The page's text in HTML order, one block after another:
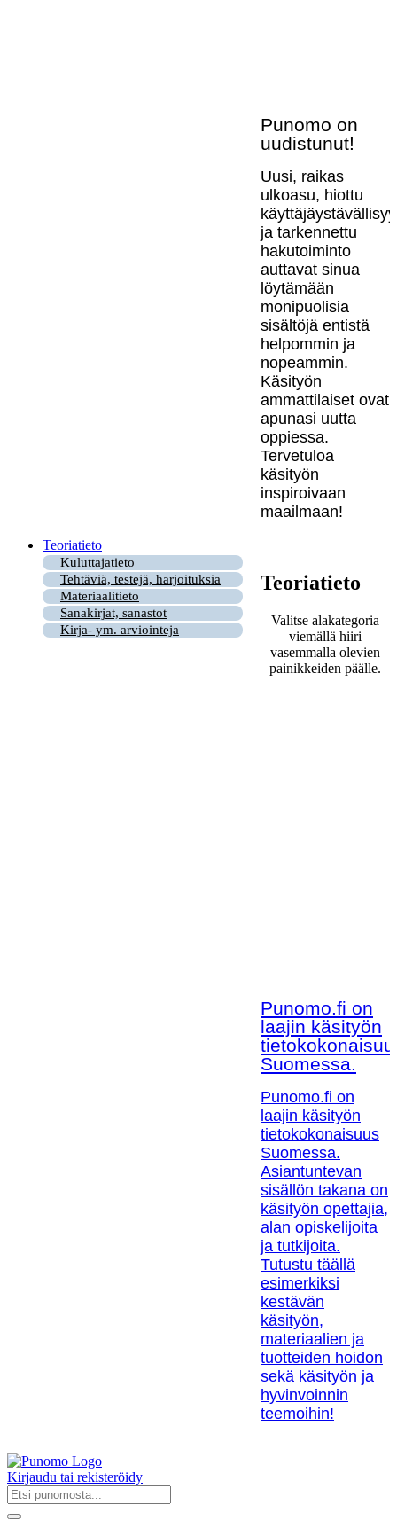
Punomo on
uudistunut!
Uusi, raikas
ulkoasu, hiottu
ja tarkennettu
hakutoiminto
auttavat sinua
löytämään
monipuolisia
sisältöjä entistä
helpommin ja
nopeammin.
Käsityön
ammattilaiset ovat
apunasi uutta
oppiessa.
Tervetuloa
käsityön
inspiroivaan
maailmaan!
Teoriatieto
Kuluttajatieto
Tehtäviä, testejä, harjoituksia
Materiaalitieto
Sanakirjat, sanastot
Kirja- ym. arviointeja
Teoriatieto
Valitse alakategoria
viemällä hiiri
vasemmalla olevien
painikkeiden päälle.
Punomo.fi on
laajin käsityön
Suomessa.
Punomo.fi on
laajin käsityön
tietokokonaisuus
Suomessa.
Asiantuntevan
sisällön takana on
käsityön opettajia,
alan opiskelijoita
ja tutkijoita.
Tutustu täällä
esimerkiksi
kestävän
käsityön,
materiaalien ja
tuotteiden hoidon
sekä käsityön ja
hyvinvoinnin
teemoihin!
Kirjaudu tai rekisteröidy
Search
...